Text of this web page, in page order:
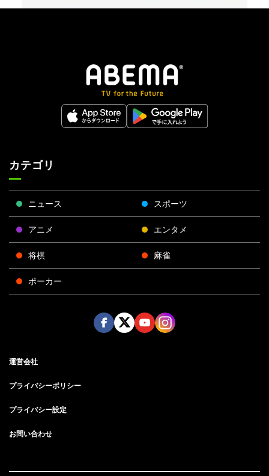
カテゴリ
ニュース スポーツ
アニメ エンタメ
将棋 麻雀
ポーカー
運営会社
プライバシーポリシー
プライバシー設定
お問い合わせ